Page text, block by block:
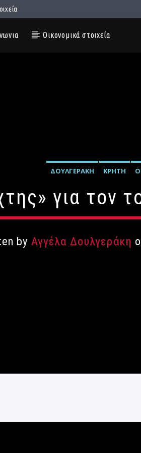
Οικονομικά στοιχεία
ΔΟΥΛΓΕΡΆΚΗ ΚΡΉΤΗ
για τον
by Αγγέλα Δουλγεράκη